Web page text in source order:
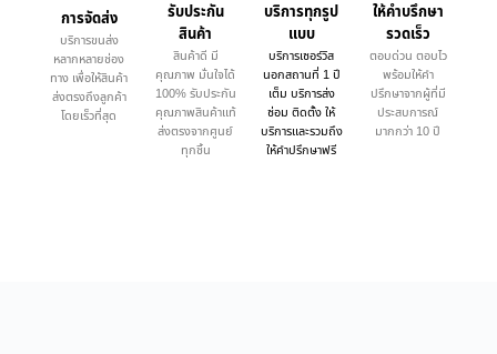
การจัดส่ง
บริการขนส่ง
หลากหลายช่อง
ทาง เพื่อให้สินค้า
ส่งตรงถึงลูกค้า
โดยเร็วที่สุด
รับประกัน
สินค้า
สินค้าดี มี
คุณภาพ มั่นใจได้
100% รับประกัน
คุณภาพสินค้าแท้
ส่งตรงจากศูนย์
ทุกชิ้น
บริการทุกรูป
แบบ
บริการเซอร์วิส
นอกสถานที่ 1 ปี
เต็ม บริการส่ง
ซ่อม ติดตั้ง ให้
บริการและรวมถึง
ให้คำปรึกษาฟรี
ให้คำบรึกษา
รวดเร็ว
ตอบด่วน ตอบไว
พร้อมให้คำ
ปรึกษาจากผู้ที่มี
ประสบการณ์
มากกว่า 10 ปี